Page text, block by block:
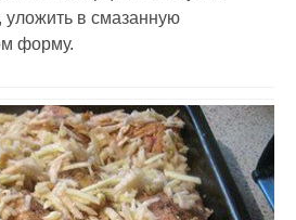
уложить в смазанную
форму.